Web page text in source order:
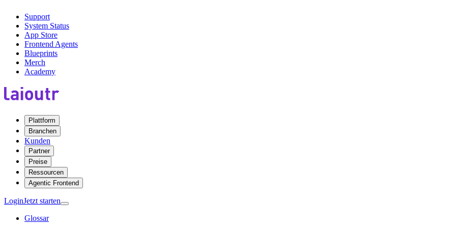
Support
System Status
App Store
Frontend Agents
Blueprints
Merch
Academy
Plattform
Branchen
Kunden
Partner
Preise
Ressourcen
Agentic Frontend
LoginJetzt starten
Glossar